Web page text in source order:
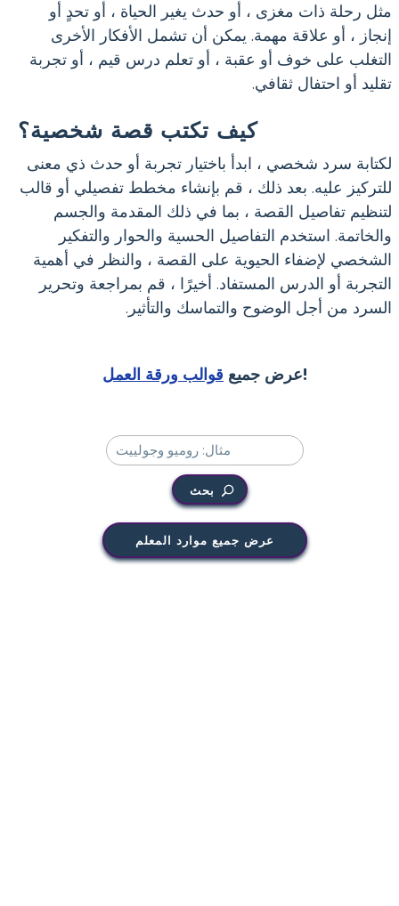
مثل رحلة ذات مغزى ، أو حدث يغير الحياة ، أو تحدٍ أو
إنجاز ، أو علاقة مهمة. يمكن أن تشمل الأفكار الأخرى
التغلب على خوف أو عقبة ، أو تعلم درس قيم ، أو تجربة
تقليد أو احتفال ثقافي.
كيف تكتب قصة شخصية؟
لكتابة سرد شخصي ، ابدأ باختيار تجربة أو حدث ذي معنى
للتركيز عليه. بعد ذلك ، قم بإنشاء مخطط تفصيلي أو قالب
لتنظيم تفاصيل القصة ، بما في ذلك المقدمة والجسم
والخاتمة. استخدم التفاصيل الحسية والحوار والتفكير
الشخصي لإضفاء الحيوية على القصة ، والنظر في أهمية
التجربة أو الدرس المستفاد. أخيرًا ، قم بمراجعة وتحرير
السرد من أجل الوضوح والتماسك والتأثير.
عرض جميع قوالب ورقة العمل !
بحث
عرض جميع موارد المعلم